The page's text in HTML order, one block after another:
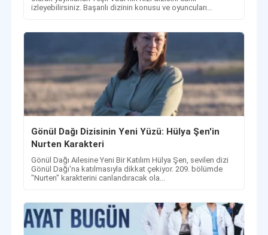
izleyebilirsiniz. Başarılı dizinin konusu ve oyuncuları
Gönül Dağı Dizisinin Yeni Yüzü: Hülya Şen'in
Nurten Karakteri
Gönül Dağı Ailesine Yeni Bir Katılım Hülya Şen, sevilen dizi
Gönül Dağı'na katılmasıyla dikkat çekiyor. 209. bölümde
"Nurten" karakterini canlandıracak ola...